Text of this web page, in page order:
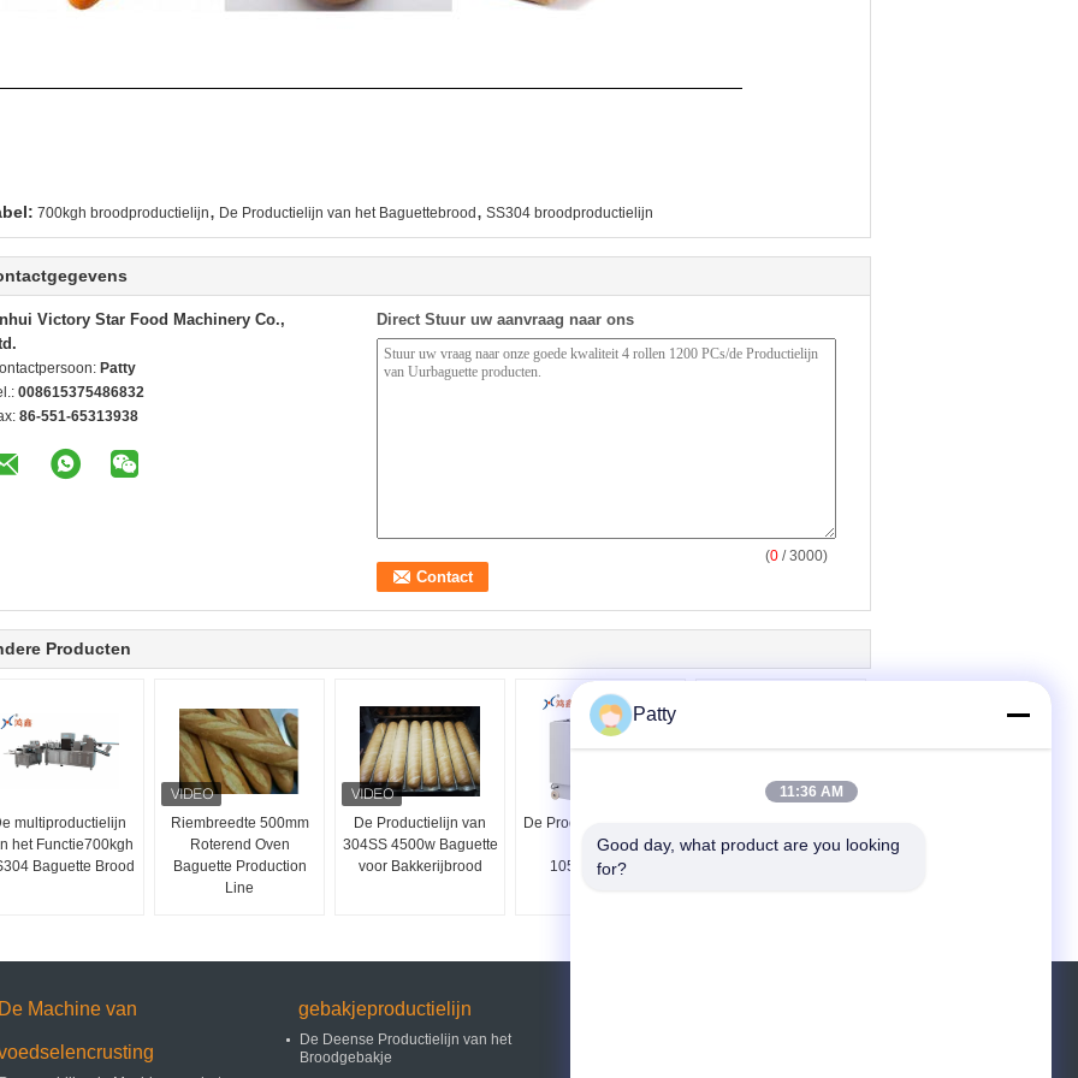
700kgh broodproductielijn, De Productielijn van het Baguettebrood , SS304 broodproductielijn
Victory Star Food Machinery Co.,
Patty
008615375486832
86-551-65313938
Direct Stuur uw aanvraag naar ons
(0 / 3000)
Producten
multiproductielijn
het Functie700kgh
Baguette Brood
Riembreedte 500mm
Roterend Oven
Baguette Production
Line
De Productielijn van
304SS 4500w Baguette
voor Bakkerijbrood
De Productielijn van Ce
2000kgs
1050X1300mm
0.75KW Baguette
De Machine van gebakjeproductielijn
De Deense Productielijn van het
Broodgebakje
Patty
11:36 AM
Good day, what product are you looking
for?